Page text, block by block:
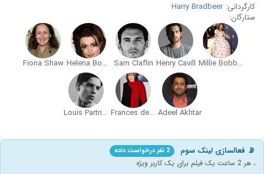
کارگردانی: Harry Bradbeer
ستارگان:
Millie Bobby Brown
Henry Cavill
Sam Claflin
Helena Bonham Carter
Fiona Shaw
Adeel Akhtar
Frances de la Tour
Louis Partridge
📡 فعالسازی لینک سوم 2 نفر درخواست داده
، هر 2 ساعت یک فیلم برای یک کاربر ویژه